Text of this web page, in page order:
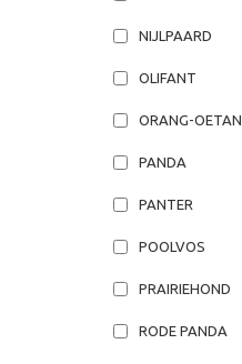
NIJLPAARD
OLIFANT
ORANG-OETAN
PANDA
PANTER
POOLVOS
PRAIRIEHOND
RODE PANDA